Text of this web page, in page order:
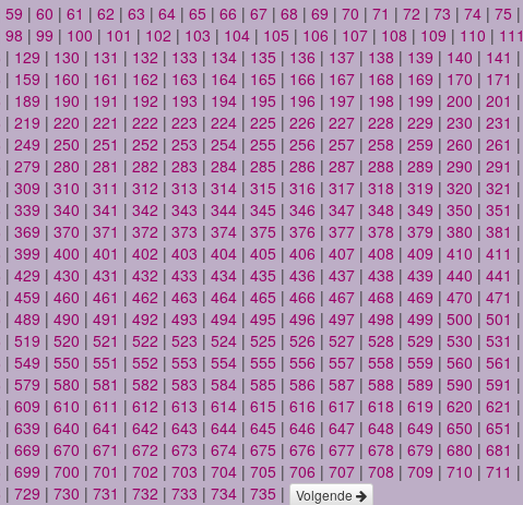
59 | 60 | 61 | 62 | 63 | 64 | 65 | 66 | 67 | 68 | 69 | 70 | 71 | 72 | 73 | 74 | 75 |
98 | 99 | 100 | 101 | 102 | 103 | 104 | 105 | 106 | 107 | 108 | 109 | 110 | 111
| 129 | 130 | 131 | 132 | 133 | 134 | 135 | 136 | 137 | 138 | 139 | 140 | 141 |
| 159 | 160 | 161 | 162 | 163 | 164 | 165 | 166 | 167 | 168 | 169 | 170 | 171 |
| 189 | 190 | 191 | 192 | 193 | 194 | 195 | 196 | 197 | 198 | 199 | 200 | 201 |
| 219 | 220 | 221 | 222 | 223 | 224 | 225 | 226 | 227 | 228 | 229 | 230 | 231 |
| 249 | 250 | 251 | 252 | 253 | 254 | 255 | 256 | 257 | 258 | 259 | 260 | 261 |
| 279 | 280 | 281 | 282 | 283 | 284 | 285 | 286 | 287 | 288 | 289 | 290 | 291 |
| 309 | 310 | 311 | 312 | 313 | 314 | 315 | 316 | 317 | 318 | 319 | 320 | 321 |
| 339 | 340 | 341 | 342 | 343 | 344 | 345 | 346 | 347 | 348 | 349 | 350 | 351 |
| 369 | 370 | 371 | 372 | 373 | 374 | 375 | 376 | 377 | 378 | 379 | 380 | 381 |
| 399 | 400 | 401 | 402 | 403 | 404 | 405 | 406 | 407 | 408 | 409 | 410 | 411 |
| 429 | 430 | 431 | 432 | 433 | 434 | 435 | 436 | 437 | 438 | 439 | 440 | 441 |
| 459 | 460 | 461 | 462 | 463 | 464 | 465 | 466 | 467 | 468 | 469 | 470 | 471 |
| 489 | 490 | 491 | 492 | 493 | 494 | 495 | 496 | 497 | 498 | 499 | 500 | 501 |
| 519 | 520 | 521 | 522 | 523 | 524 | 525 | 526 | 527 | 528 | 529 | 530 | 531 |
| 549 | 550 | 551 | 552 | 553 | 554 | 555 | 556 | 557 | 558 | 559 | 560 | 561 |
| 579 | 580 | 581 | 582 | 583 | 584 | 585 | 586 | 587 | 588 | 589 | 590 | 591 |
| 609 | 610 | 611 | 612 | 613 | 614 | 615 | 616 | 617 | 618 | 619 | 620 | 621 |
| 639 | 640 | 641 | 642 | 643 | 644 | 645 | 646 | 647 | 648 | 649 | 650 | 651 |
| 669 | 670 | 671 | 672 | 673 | 674 | 675 | 676 | 677 | 678 | 679 | 680 | 681 |
| 699 | 700 | 701 | 702 | 703 | 704 | 705 | 706 | 707 | 708 | 709 | 710 | 711 |
| 729 | 730 | 731 | 732 | 733 | 734 | 735 | Volgende